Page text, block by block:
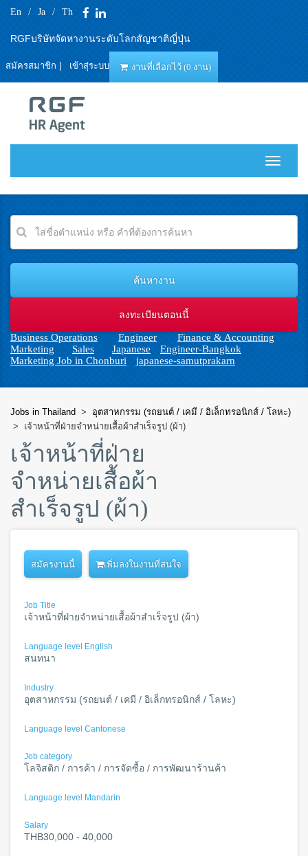
En / Ja / Th
RGFบริษัทจัดหางานระดับโลกสัญชาติญี่ปุ่น
สมัครสมาชิก| เข้าสุ่ระบบ งานที่เลือกไว้ (0 งาน)
T
e
i
g
Business Operations Engineer
Finance & Accounting
Marketing
Sales Japanese
Engineer-Bangkok
Marketing Job in Chonburi
japanese-samutprakarn
Jobs in Thailand > อุตสาหกรรม (รถยนต์ / เคมี / อิเล็กทรอนิกส์ / โลหะ)
> เจ้าหน้าที่ฝ่ายจำหน่ายเสื้อผ้าสำเร็จรูป (ผ้า)
เจ้าหน้าที่ฝ่าย
จำหน่ายเสื้อผ้า
สำเร็จรูป (ผ้า)
เพิ่มลงในงานที่สนใจ
Job Title
เจ้าหน้าที่ฝ่ายจำหน่ายเสื้อผ้าสำเร็จรูป (ผ้า)
Language level English
สนทนา
Industry
อุตสาหกรรม (รถยนต์ / เคมี / อิเล็กทรอนิกส์ / โลหะ)
Language level Cantonese
Job category
โลจิสติก / การค้า / การจัดซื้อ / การพัฒนาร้านค้า
Language level Mandarin
Salary
THB30,000 - 40,000